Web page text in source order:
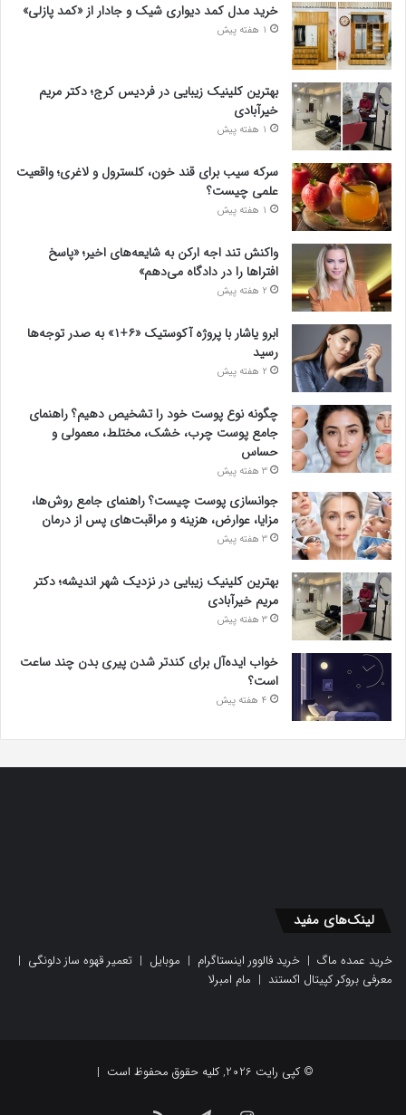
خرید مدل کمد دیواری شیک و جادار از «کمد پازلی»
1 هفته پیش
بهترین کلینیک زیبایی در فردیس کرج؛ دکتر مریم
خیرآبادی
1 هفته پیش
سرکه سیب برای قند خون، کلسترول و لاغری؛ واقعیت
علمی چیست؟
1 هفته پیش
واکنش تند اجه ارکن به شایعه‌های اخیر؛ «پاسخ
افتراها را در دادگاه می‌دهم»
2 هفته پیش
ابرو یاشار با پروژه آکوستیک «۶+۱» به صدر توجه‌ها
رسید
2 هفته پیش
چگونه نوع پوست خود را تشخیص دهیم؟ راهنمای
جامع پوست چرب، خشک، مختلط، معمولی و
حساس
3 هفته پیش
جوانسازی پوست چیست؟ راهنمای جامع روش‌ها،
مزایا، عوارض، هزینه و مراقبت‌های پس از درمان
3 هفته پیش
بهترین کلینیک زیبایی در نزدیک شهر اندیشه؛ دکتر
مریم خیرآبادی
3 هفته پیش
خواب ایده‌آل برای کندتر شدن پیری بدن چند ساعت
است؟
4 هفته پیش
لینک‌های مفید
خرید عمده ماگ | خرید فالوور اینستاگرام | موبایل | تعمیر قهوه ساز دلونگی |
معرفی بروکر کپیتال اکستند | مام امبرلا
© کپی رایت 2026, کلیه حقوق محفوظ است |